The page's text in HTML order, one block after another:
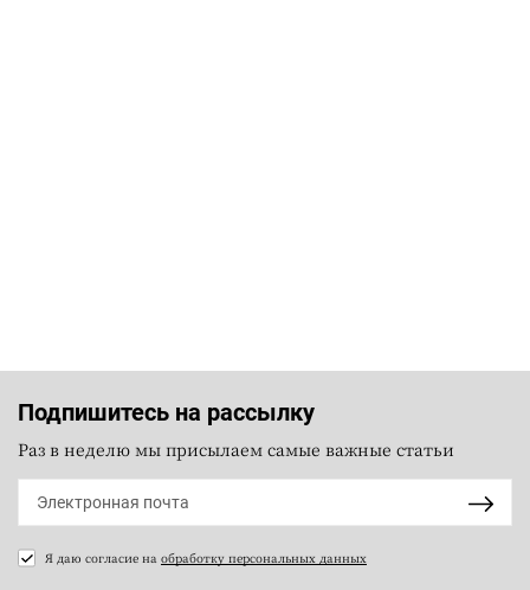
Подпишитесь на рассылку
Раз в неделю мы присылаем самые важные статьи
Я даю согласие на обработку персональных данных